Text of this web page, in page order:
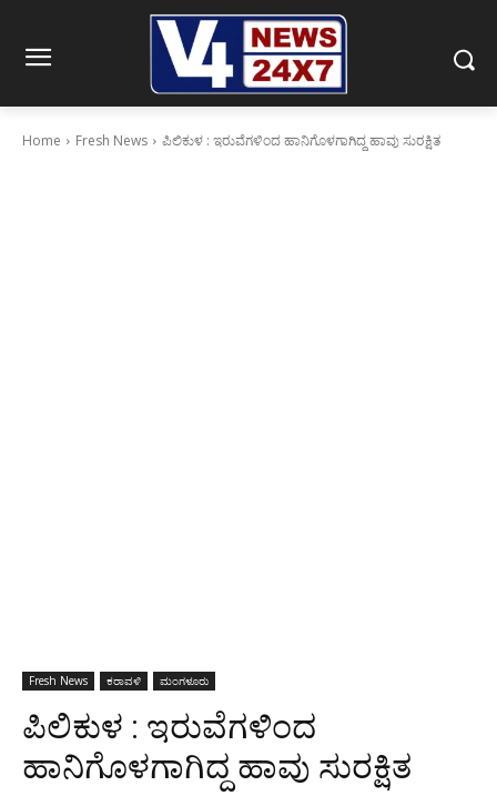
Home Fresh News ಪಿಲಿಕುಳ‌ : ಇರುವೆಗಳಿಂದ ಹಾನಿಗೊಳಗಾಗಿದ್ದ ಹಾವು ಸುರಕ್ಷಿತ
Fresh News ಕರಾವಳಿ ಮಂಗಳೂರು
ಪಿಲಿಕುಳ‌ : ಇರುವೆಗಳಿಂದ
ಹಾನಿಗೊಳಗಾಗಿದ್ದ ಹಾವು ಸುರಕ್ಷಿತ